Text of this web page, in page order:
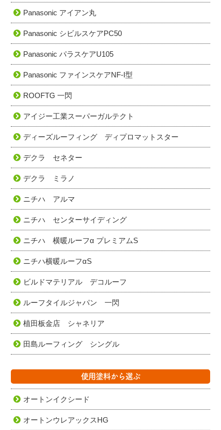
Panasonic アイアン丸
Panasonic シビルスケアPC50
Panasonic パラスケアU105
Panasonic ファインスケアNF-I型
ROOFTG 一閃
アイジー工業スーパーガルテクト
ディーズルーフィング ディプロマットスター
デクラ セネター
デクラ ミラノ
ニチハ アルマ
ニチハ センターサイディング
ニチハ 横暖ルーフα プレミアムS
ニチハ横暖ルーフαS
ビルドマテリアル デコルーフ
ルーフタイルジャパン 一閃
植田板金店 シャネリア
田島ルーフィング シングル
使用塗料から選ぶ
オートンイクシード
オートンウレアックスHG